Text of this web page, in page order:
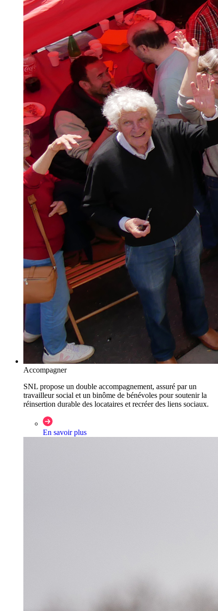
Accompagner
SNL propose un double accompagnement, assuré par un
travailleur social et un binôme de bénévoles pour soutenir la
réinsertion durable des locataires et recréer des liens sociaux.
En savoir plus